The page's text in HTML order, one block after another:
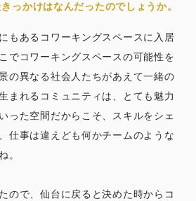
っかけはなんだったのでしょうか。
もあるコワーキングスペースに入居
でコワーキングスペースの可能性を
の異なる社会人たちがあえて一緒の
まれるコミュニティは、とても魅力
った空間だからこそ、スキルをシェ
仕事は違えども何かチームのような
。
ので、仙台に戻ると決めた時からコ